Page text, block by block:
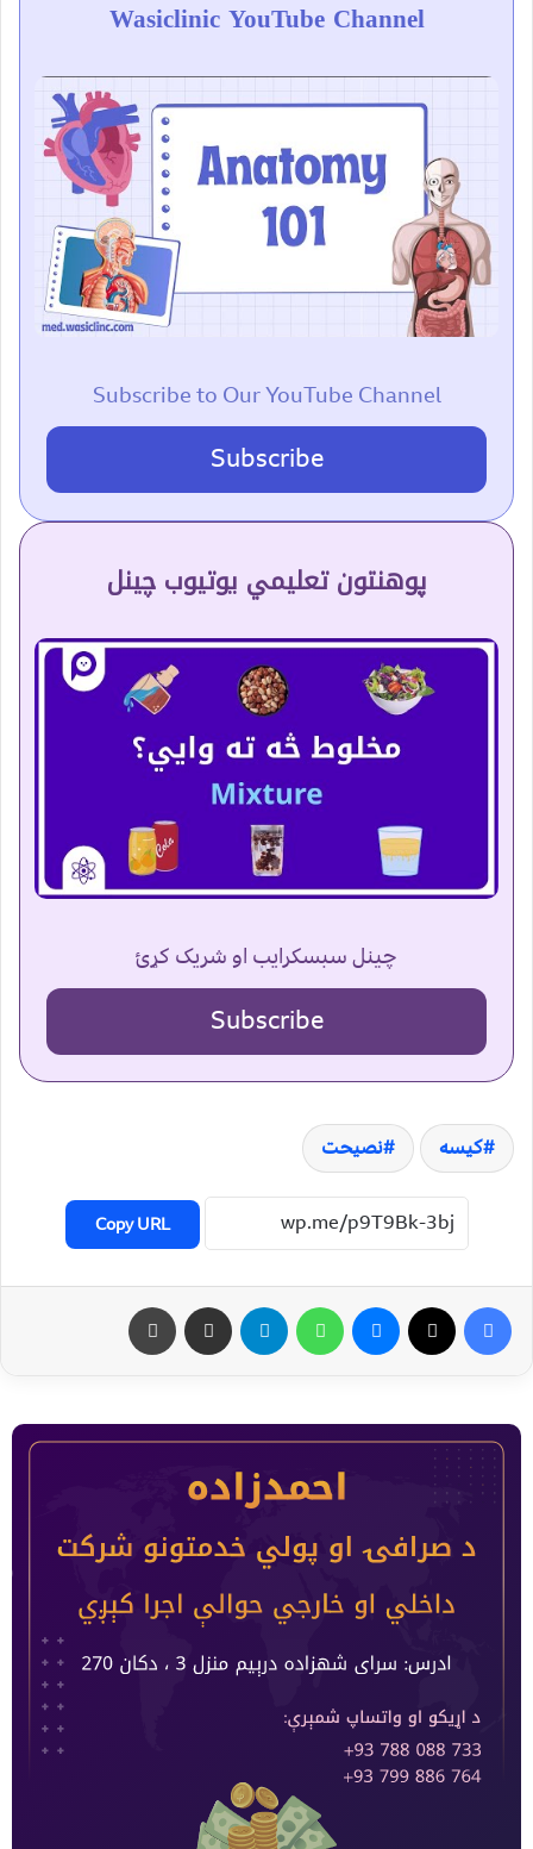
Wasiclinic YouTube Channel
Subscribe to Our YouTube Channel
Subscribe
پوهنتون تعلیمي یوتیوب چینل
چینل سبسکرایب او شریک کړئ
Subscribe
کیسه نصیحت
Copy URL